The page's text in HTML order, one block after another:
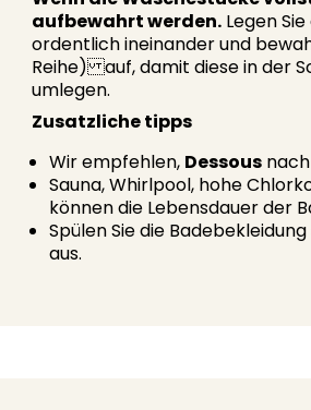
aufbewahrt werden. Legen
ordentlich ineinander und
Reihe) auf, damit diese in der
umlegen.
Zusatzliche tipps
Wir empfehlen, Dessous
Sauna, Whirlpool, hohe
können die Lebensdauer der
Spülen Sie die
aus.